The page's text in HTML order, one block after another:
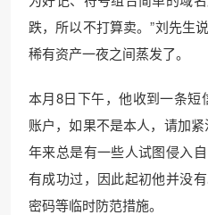
跌，所以不打算卖。”刘先生
稀有资产一夜之间蒸发了。
本月8日下午，他收到一条短
账户，如果不是本人，请加
年来总是有一些人试图侵入
有成功过，因此起初他并没
密码等临时防范措施。